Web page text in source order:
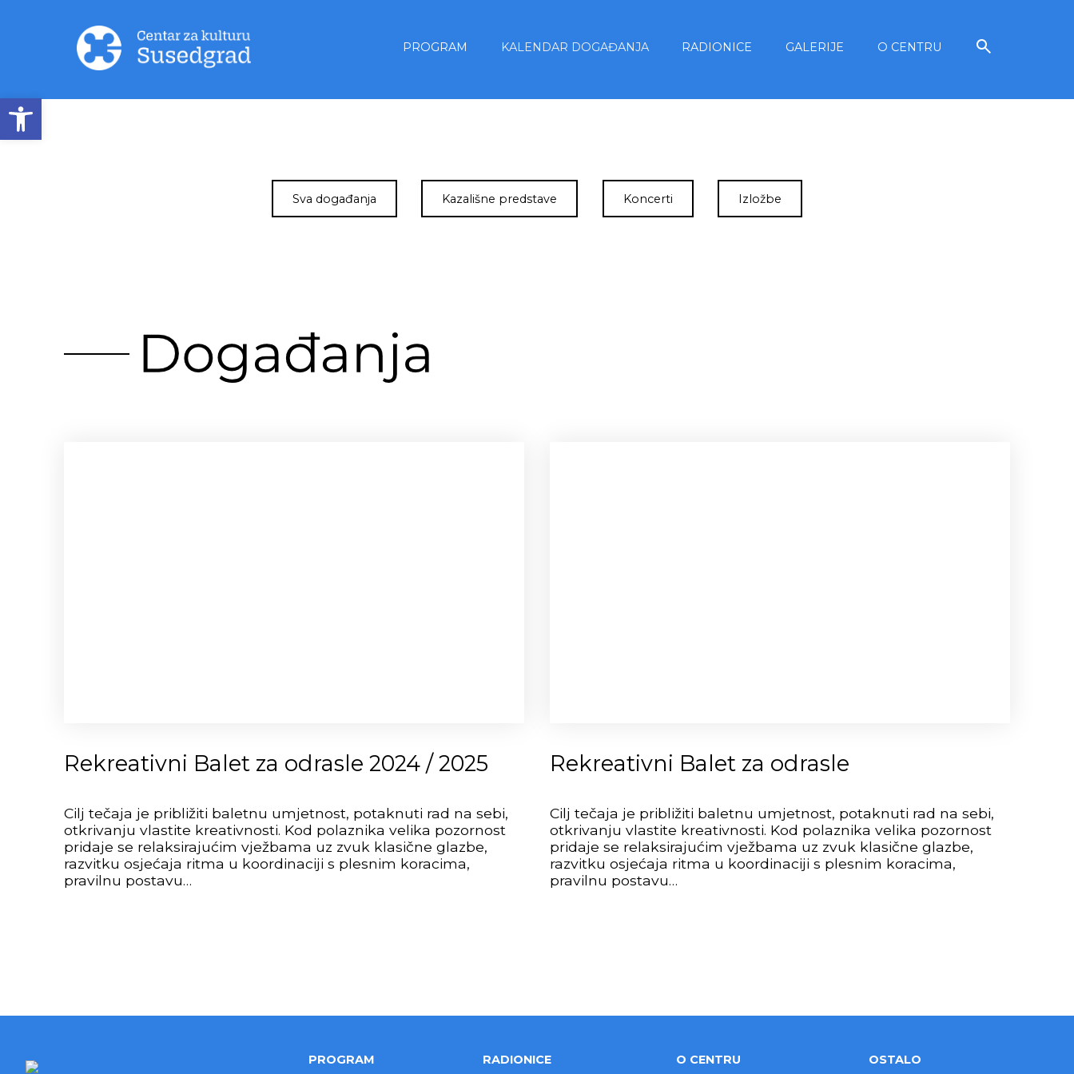
PROGRAM KALENDAR DOGAĐANJA RADIONICE GALERIJE O CENTRU
Sva događanja Kazališne predstave Koncerti Izložbe
Rekreativni Balet za odrasle 2024 / 2025
Cilj tečaja je približiti baletnu umjetnost, potaknuti rad na sebi,
otkrivanju vlastite kreativnosti. Kod polaznika velika pozornost
pridaje se relaksirajućim vježbama uz zvuk klasične glazbe,
razvitku osjećaja ritma u koordinaciji s plesnim koracima,
pravilnu postavu…
Rekreativni Balet za odrasle
Cilj tečaja je približiti baletnu umjetnost, potaknuti rad na sebi,
otkrivanju vlastite kreativnosti. Kod polaznika velika pozornost
pridaje se relaksirajućim vježbama uz zvuk klasične glazbe,
razvitku osjećaja ritma u koordinaciji s plesnim koracima,
pravilnu postavu…
PROGRAM RADIONICE O CENTRU OSTALO
Open toolbar